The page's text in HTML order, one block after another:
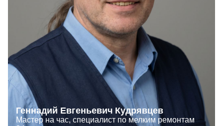
Геннадий Евгеньевич Кудрявцев
Мастер на час, специалист по мелким ремонтам